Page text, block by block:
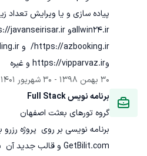
وhttps://vipparvaz.ir و غیره
30 بهمن 1398
- 30 شهریور 1401
برنامه نویس Full Stack
گروه تورهای بعثت اصفهان
برنامه نویسی بر روی  پروژه